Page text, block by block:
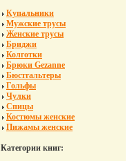
Купальники
Мужские трусы
Женские трусы
Бриджи
Колготки
Брюки Gezanne
Бюстгальтеры
Гольфы
Чулки
Спицы
Костюмы женские
Пижамы женские
Категории книг: